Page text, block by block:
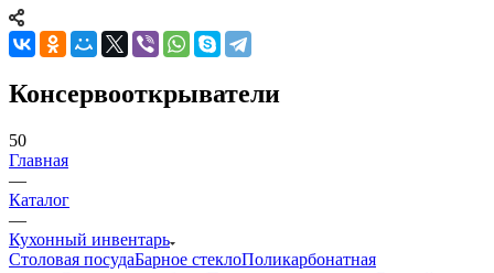
Консервооткрыватели
50
Главная
—
Каталог
—
Кухонный инвентарь
Столовая посудаБарное стеклоПоликарбонатная